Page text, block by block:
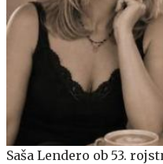
Saša Lendero ob 53.